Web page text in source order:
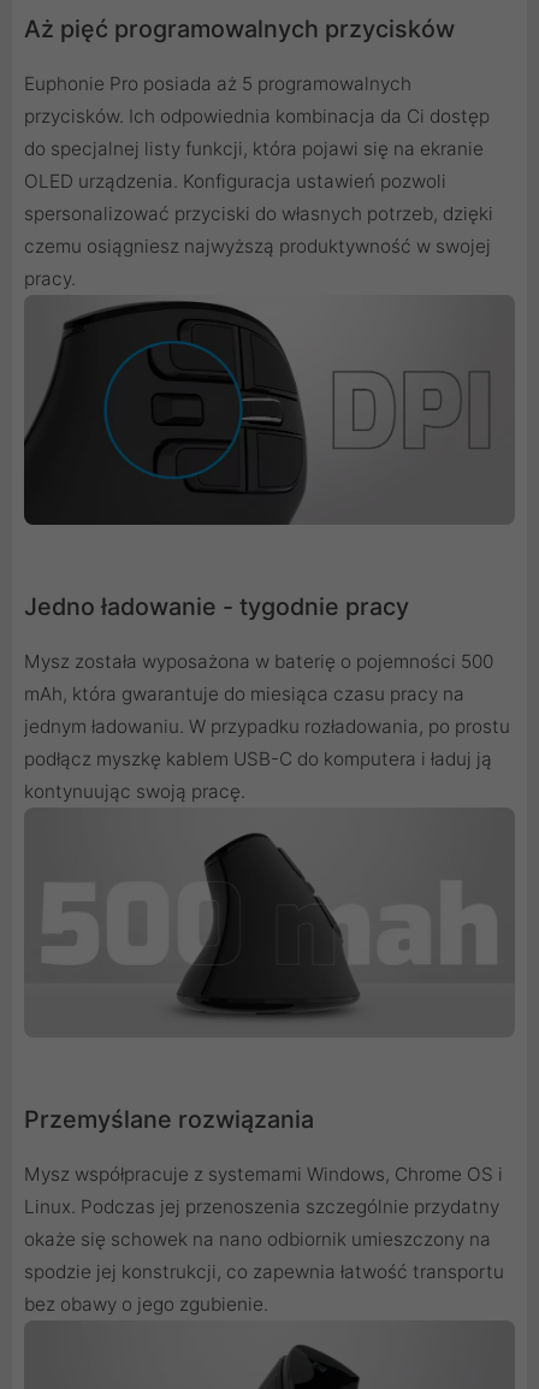
Aż pięć programowalnych przycisków
Euphonie Pro posiada aż 5 programowalnych
przycisków. Ich odpowiednia kombinacja da Ci dostęp
do specjalnej listy funkcji, która pojawi się na ekranie
OLED urządzenia. Konfiguracja ustawień pozwoli
spersonalizować przyciski do własnych potrzeb, dzięki
czemu osiągniesz najwyższą produktywność w swojej
pracy.
Jedno ładowanie - tygodnie pracy
Mysz została wyposażona w baterię o pojemności 500
mAh, która gwarantuje do miesiąca czasu pracy na
jednym ładowaniu. W przypadku rozładowania, po prostu
podłącz myszkę kablem USB-C do komputera i ładuj ją
kontynuując swoją pracę.
Przemyślane rozwiązania
Mysz współpracuje z systemami Windows, Chrome OS i
Linux. Podczas jej przenoszenia szczególnie przydatny
okaże się schowek na nano odbiornik umieszczony na
spodzie jej konstrukcji, co zapewnia łatwość transportu
bez obawy o jego zgubienie.